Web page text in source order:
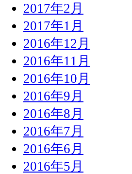
2017年2月
2017年1月
2016年12月
2016年11月
2016年10月
2016年9月
2016年8月
2016年7月
2016年6月
2016年5月